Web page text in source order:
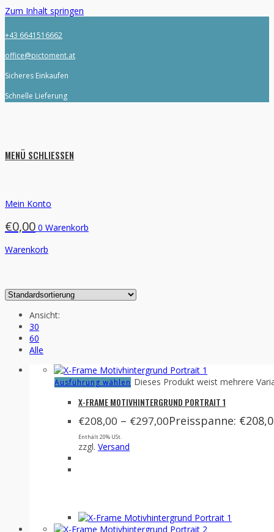
Zum Inhalt springen
+43 6641516662
office@pictoment.at
Sicheres Einkaufen
Schnelle Lieferung
MENÜ SCHLIESSEN
Mein Konto
€0,00 0 Warenkorb
Warenkorb
Ansicht:
30
60
Alle
Ausführung wählen Dieses Produkt weist mehrere
X-FRAME MOTIVHINTERGRUND PORTRAIT 1
€208,00 – €297,00Preisspanne:
Enthält 20% USt.
zzgl. Versand